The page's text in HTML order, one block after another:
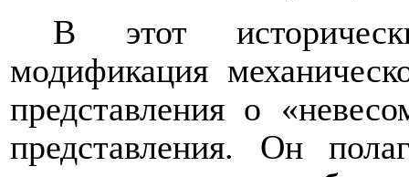
В этот
модификация
представления о
представления. Он